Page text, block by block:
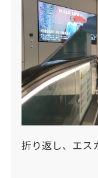
折り返し、エス